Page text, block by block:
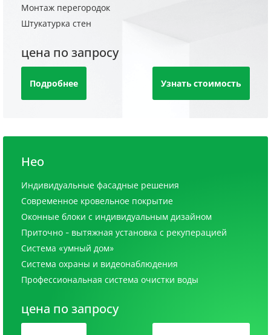
Монтаж перегородок
Штукатурка стен
цена по запросу
Подробнее Узнать стоимость
Нео
Индивидуальные фасадные решения
Современное кровельное покрытие
Оконные блоки с индивидуальным дизайном
Приточно - вытяжная установка с рекуперацией
Система «умный дом»
Система охраны и видеонаблюдения
Профессиональная система очистки воды
цена по запросу